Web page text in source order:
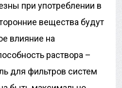
при употреблении в
вещества будут
влияние на
раствора –
для фильтров систем